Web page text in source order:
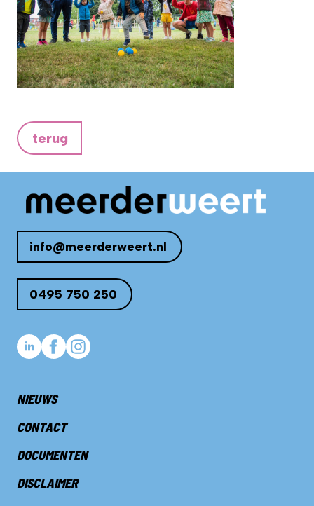
terug
info@meerderweert.nl
0495 750 250
NIEUWS
CONTACT
DOCUMENTEN
DISCLAIMER